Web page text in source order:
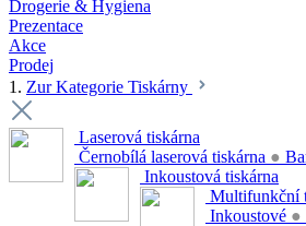
Drogerie & Hygiena
Prezentace
Akce
Prodej
1. Zur Kategorie Tiskárny
Laserová tiskárna
Černobílá laserová tiskárna ●
Inkoustová tiskárna
Multifunkční
Inkoustové ●